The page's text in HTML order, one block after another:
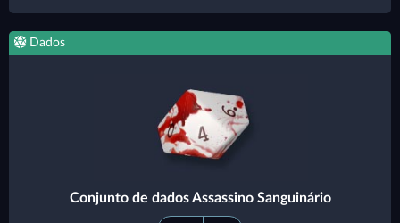
Dados
Conjunto de dados Assassino Sanguinário